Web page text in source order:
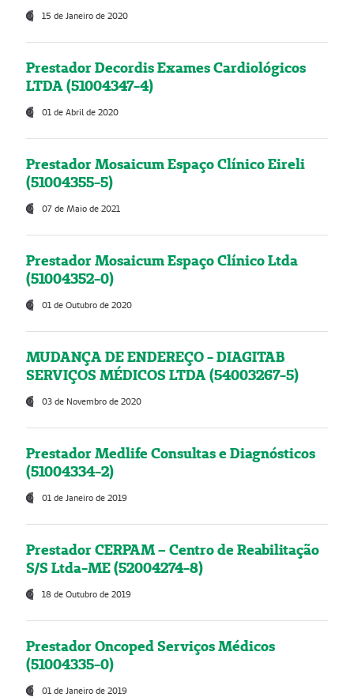
15 de Janeiro de 2020
Prestador Decordis Exames Cardiológicos
LTDA (51004347-4)
01 de Abril de 2020
Prestador Mosaicum Espaço Clínico Eireli
(51004355-5)
07 de Maio de 2021
Prestador Mosaicum Espaço Clínico Ltda
(51004352-0)
01 de Outubro de 2020
MUDANÇA DE ENDEREÇO - DIAGITAB
SERVIÇOS MÉDICOS LTDA (54003267-5)
03 de Novembro de 2020
Prestador Medlife Consultas e Diagnósticos
(51004334-2)
01 de Janeiro de 2019
Prestador CERPAM – Centro de Reabilitação
S/S Ltda-ME (52004274-8)
18 de Outubro de 2019
Prestador Oncoped Serviços Médicos
(51004335-0)
01 de Janeiro de 2019